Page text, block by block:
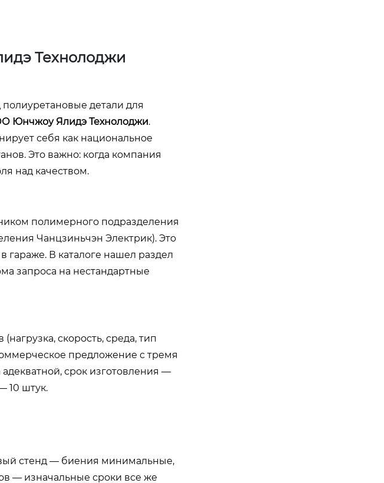
Технолоджи
детали для
Юнчжоу Ялидэ Технолоджи.
себя как национальное
Это важно: когда компания
над качеством.
полимерного подразделения
Чанцзиньчэн Электрик). Это
гараже. В каталоге нашел раздел
запроса на нестандартные
скорость, среда, тип
предложение с тремя
срок изготовления —
10 штук.
стенд — биения минимальные,
— изначальные сроки все же